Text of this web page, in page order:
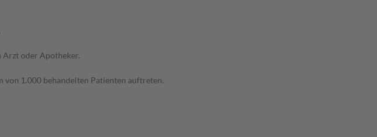
Arzt oder Apotheker.
1.000 behandelten Patienten auftreten.